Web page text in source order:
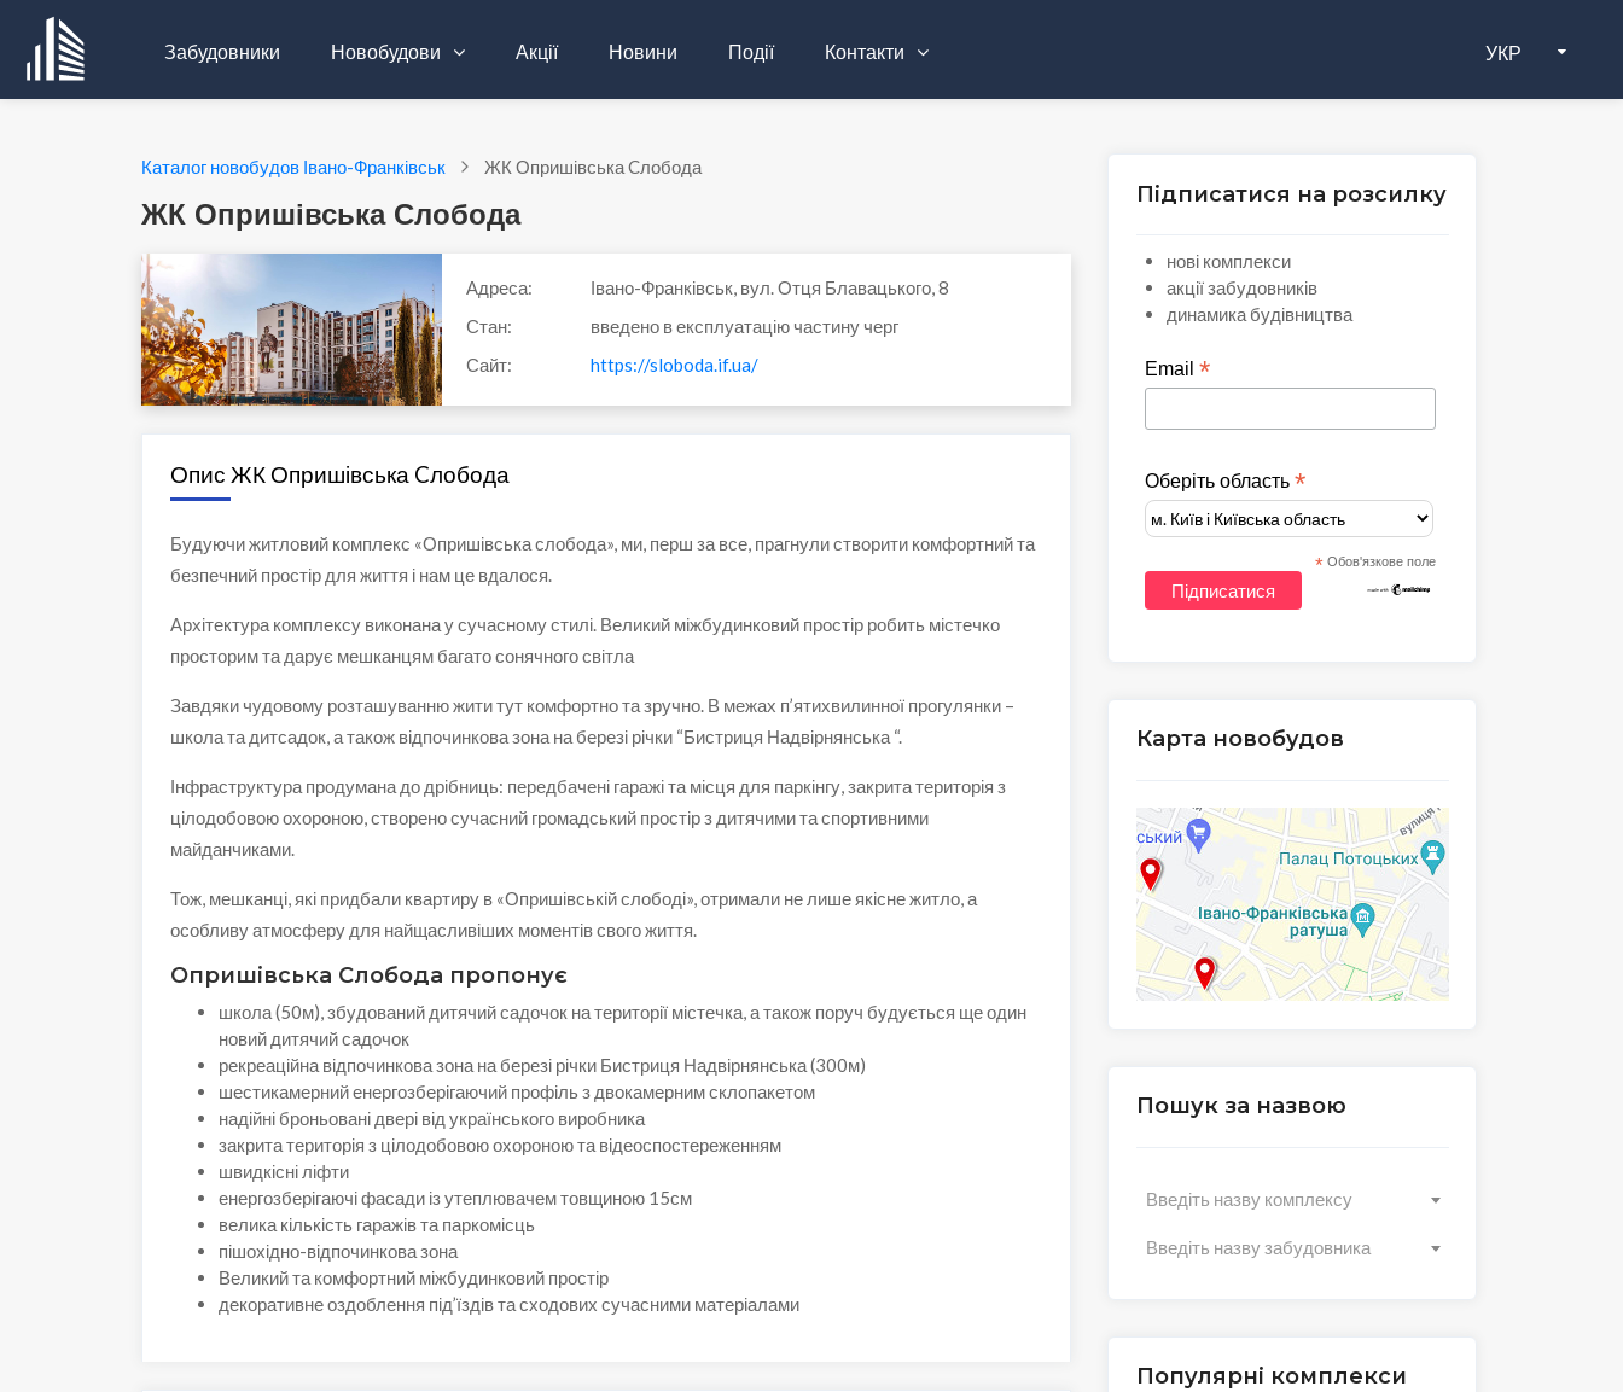
Забудовники Новобудови Акції Новини Події Контакти УКР
Каталог новобудов Івано-Франківськ ЖК Опришівська Cлобода
ЖК Опришівська Cлобода
Адреса:
Івано-Франківськ, вул. Отця Блавацького, 8
Стан:
введено в експлуатацію частину черг
Сайт:
https://sloboda.if.ua/
Опис ЖК Опришівська Cлобода
Будуючи житловий комплекс «Опришівська слобода», ми, перш за все, прагнули створити комфортний та
безпечний простір для життя і нам це вдалося.
Архітектура комплексу виконана у сучасному стилі. Великий міжбудинковий простір робить містечко
просторим та дарує мешканцям багато сонячного світла
Завдяки чудовому розташуванню жити тут комфортно та зручно. В межах п’ятихвилинної прогулянки –
школа та дитсадок, а також відпочинкова зона на березі річки “Бистриця Надвірнянська “.
Інфраструктура продумана до дрібниць: передбачені гаражі та місця для паркінгу, закрита територія з
цілодобовою охороною, створено сучасний громадський простір з дитячими та спортивними
майданчиками.
Тож, мешканці, які придбали квартиру в «Опришівській слободі», отримали не лише якісне житло, а
особливу атмосферу для найщасливіших моментів свого життя.
Опришівська Слобода пропонує
школа (50м), збудований дитячий садочок на території містечка, а також поруч будується ще один
новий дитячий садочок
рекреаційна відпочинкова зона на березі річки Бистриця Надвірнянська (300м)
шестикамерний енергозберігаючий профіль з двокамерним склопакетом
надійні броньовані двері від українського виробника
закрита територія з цілодобовою охороною та відеоспостереженням
швидкісні ліфти
енергозберігаючі фасади із утеплювачем товщиною 15см
велика кількість гаражів та паркомісць
пішохідно-відпочинкова зона
Великий та комфортний міжбудинковий простір
декоративне оздоблення під’їздів та сходових сучасними матеріалами
Підписатися на розсилку
нові комплекси
акції забудовників
динамика будівництва
Email*
Оберіть область*
* Обов'язкове поле
Карта новобудов
Пошук за назвою
Введіть назву комплексу
Введіть назву забудовника
Популярні комплекси